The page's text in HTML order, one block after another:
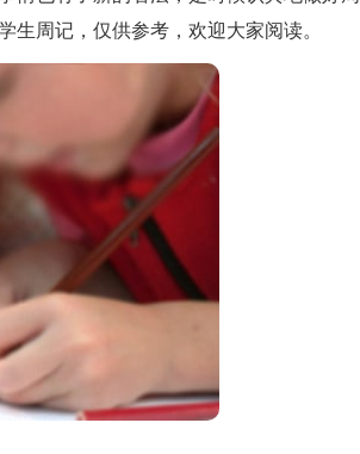
周记，仅供参考，欢迎大家阅读。